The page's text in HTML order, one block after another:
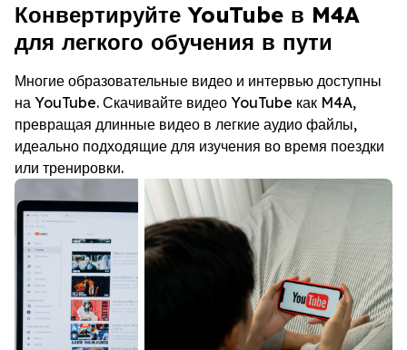
Конвертируйте YouTube в M4A
для легкого обучения в пути
Многие образовательные видео и интервью доступны
на YouTube. Скачивайте видео YouTube как M4A,
превращая длинные видео в легкие аудио файлы,
идеально подходящие для изучения во время поездки
или тренировки.